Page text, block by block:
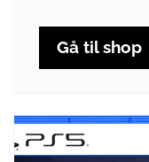
Gå til shop